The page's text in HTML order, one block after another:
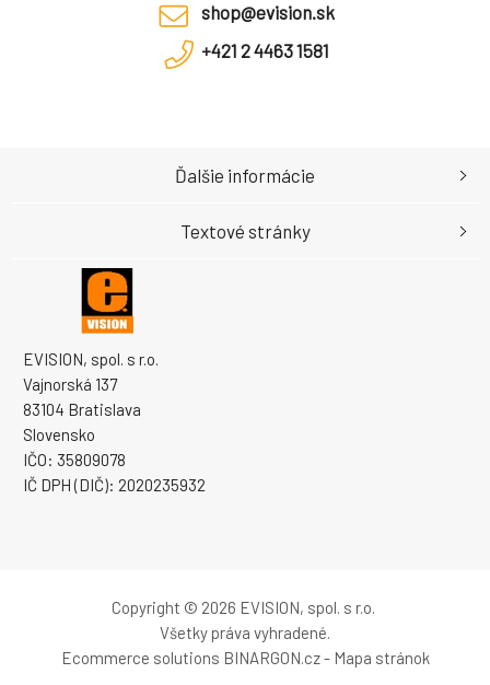
shop@evision.sk
+421 2 4463 1581
EVISION, spol. s r.o.
Vajnorská 137
83104 Bratislava
Slovensko
IČO: 35809078
IČ DPH (DIČ): 2020235932
Ďalšie informácie
Textové stránky
Copyright © 2026 EVISION, spol. s r.o.
Všetky práva vyhradené.
Ecommerce solutions BINARGON.cz- Mapa stránok